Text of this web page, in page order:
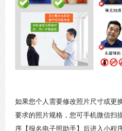
如果您个人需要修改照片尺寸或更
要求的照片规格，您可手机微信扫
序【报名电子照助手】后进入小程